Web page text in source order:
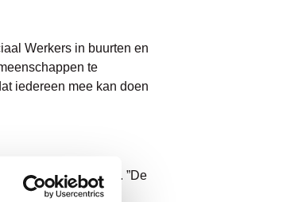
Werkers in buurten en
te
iedereen mee kan doen
Danique Vette. ”De
met